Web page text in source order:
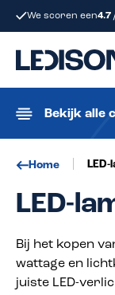
We scoren een4.7
Bekijk alle
Home LED-
LED-
Bij het kopen
wattage en
juiste LED-